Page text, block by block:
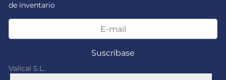
de inventario
Suscríbase
Vallcal S.L.